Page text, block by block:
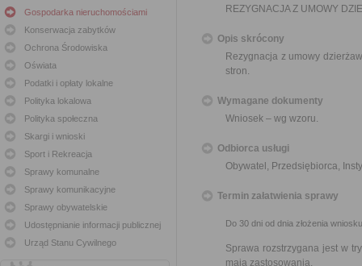
Gospodarka nieruchomościami
Konserwacja zabytków
Ochrona Środowiska
Oświata
Podatki i opłaty lokalne
Polityka lokalowa
Polityka społeczna
Skargi i wnioski
Sport i Rekreacja
Sprawy komunalne
Sprawy komunikacyjne
Sprawy obywatelskie
Udostępnianie informacji publicznej
Urząd Stanu Cywilnego
REZYGNACJA Z UMOWY
Opis skrócony
Rezygnacja z umowy
stron.
Wymagane dokumenty
Wniosek – wg wzoru.
Odbiorca usługi
Obywatel, Przedsiębiorca,
Termin załatwienia sprawy
Do 30 dni od dnia złożenia
Sprawa rozstrzygana jest w
mają zastosowania.